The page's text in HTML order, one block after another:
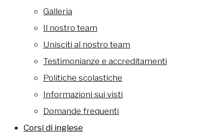
Galleria
Il nostro team
Unisciti al nostro team
Testimonianze e accreditamenti
Politiche scolastiche
Informazioni sui visti
Domande frequenti
Corsi di inglese